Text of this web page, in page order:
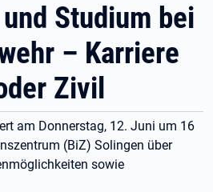
Studium bei
– Karriere
Zivil
am Donnerstag, 12. Juni um 16
(BiZ) Solingen über
sowie